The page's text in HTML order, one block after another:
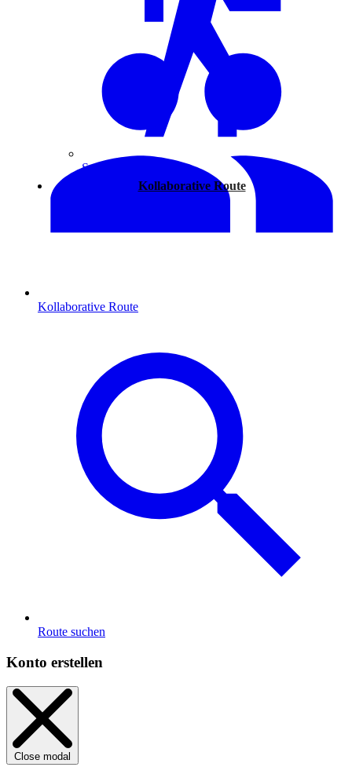
Spazieren
Kollaborative Route
Kollaborative Route
Route suchen
Konto erstellen
Close modal